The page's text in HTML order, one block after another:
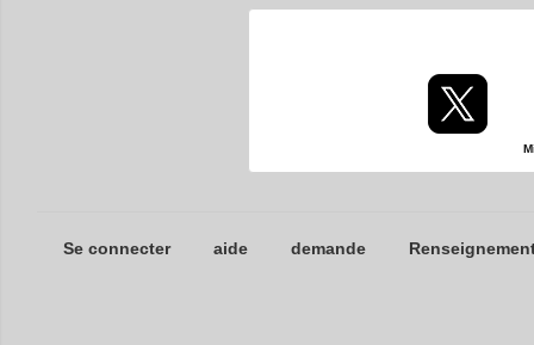
Se connecter aide demande